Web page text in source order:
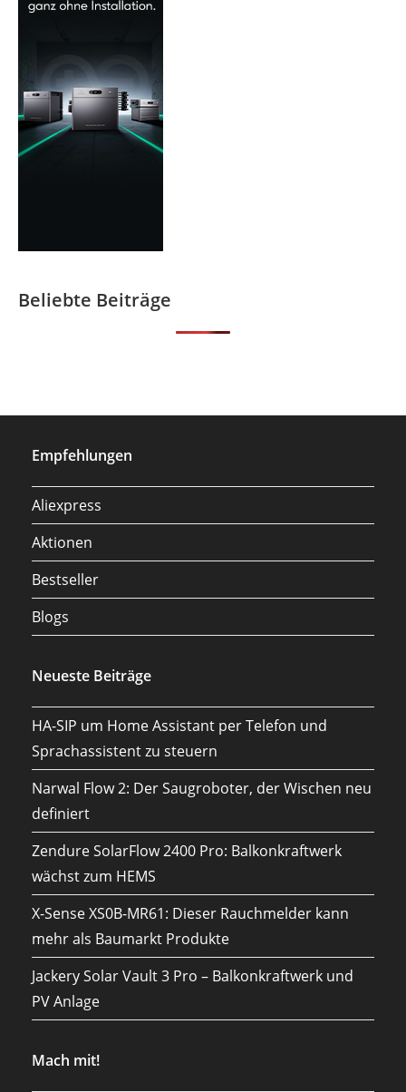
Beliebte Beiträge
Empfehlungen
Aliexpress
Aktionen
Bestseller
Blogs
Neueste Beiträge
HA-SIP um Home Assistant per Telefon und
Sprachassistent zu steuern
Narwal Flow 2: Der Saugroboter, der Wischen neu
definiert
Zendure SolarFlow 2400 Pro: Balkonkraftwerk
wächst zum HEMS
X-Sense XS0B-MR61: Dieser Rauchmelder kann
mehr als Baumarkt Produkte
Jackery Solar Vault 3 Pro – Balkonkraftwerk und
PV Anlage
Mach mit!